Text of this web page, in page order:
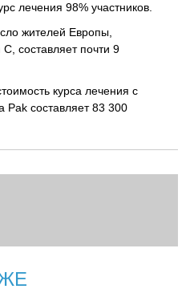
лечения 98% участников.
жителей Европы,
составляет почти 9
курса лечения с
составляет 83 300